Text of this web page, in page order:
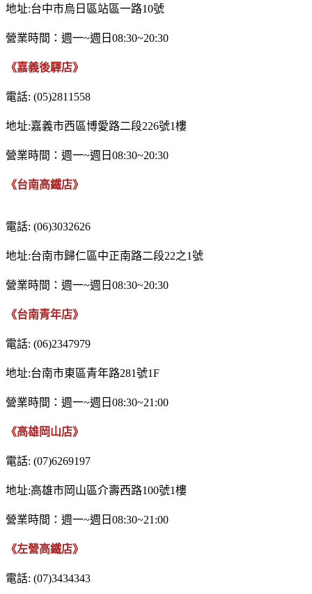
地址:台中市烏日區站區一路10號
營業時間：週一~週日08:30~20:30
《嘉義後驛店》
電話: (05)2811558
地址:嘉義市西區博愛路二段226號1樓
營業時間：週一~週日08:30~20:30
《台南高鐵店》
電話: (06)3032626
地址:台南市歸仁區中正南路二段22之1號
營業時間：週一~週日08:30~20:30
《台南青年店》
電話: (06)2347979
地址:台南市東區青年路281號1F
營業時間：週一~週日08:30~21:00
《高雄岡山店》
電話: (07)6269197
地址:高雄市岡山區介壽西路100號1樓
營業時間：週一~週日08:30~21:00
《左營高鐵店》
電話: (07)3434343